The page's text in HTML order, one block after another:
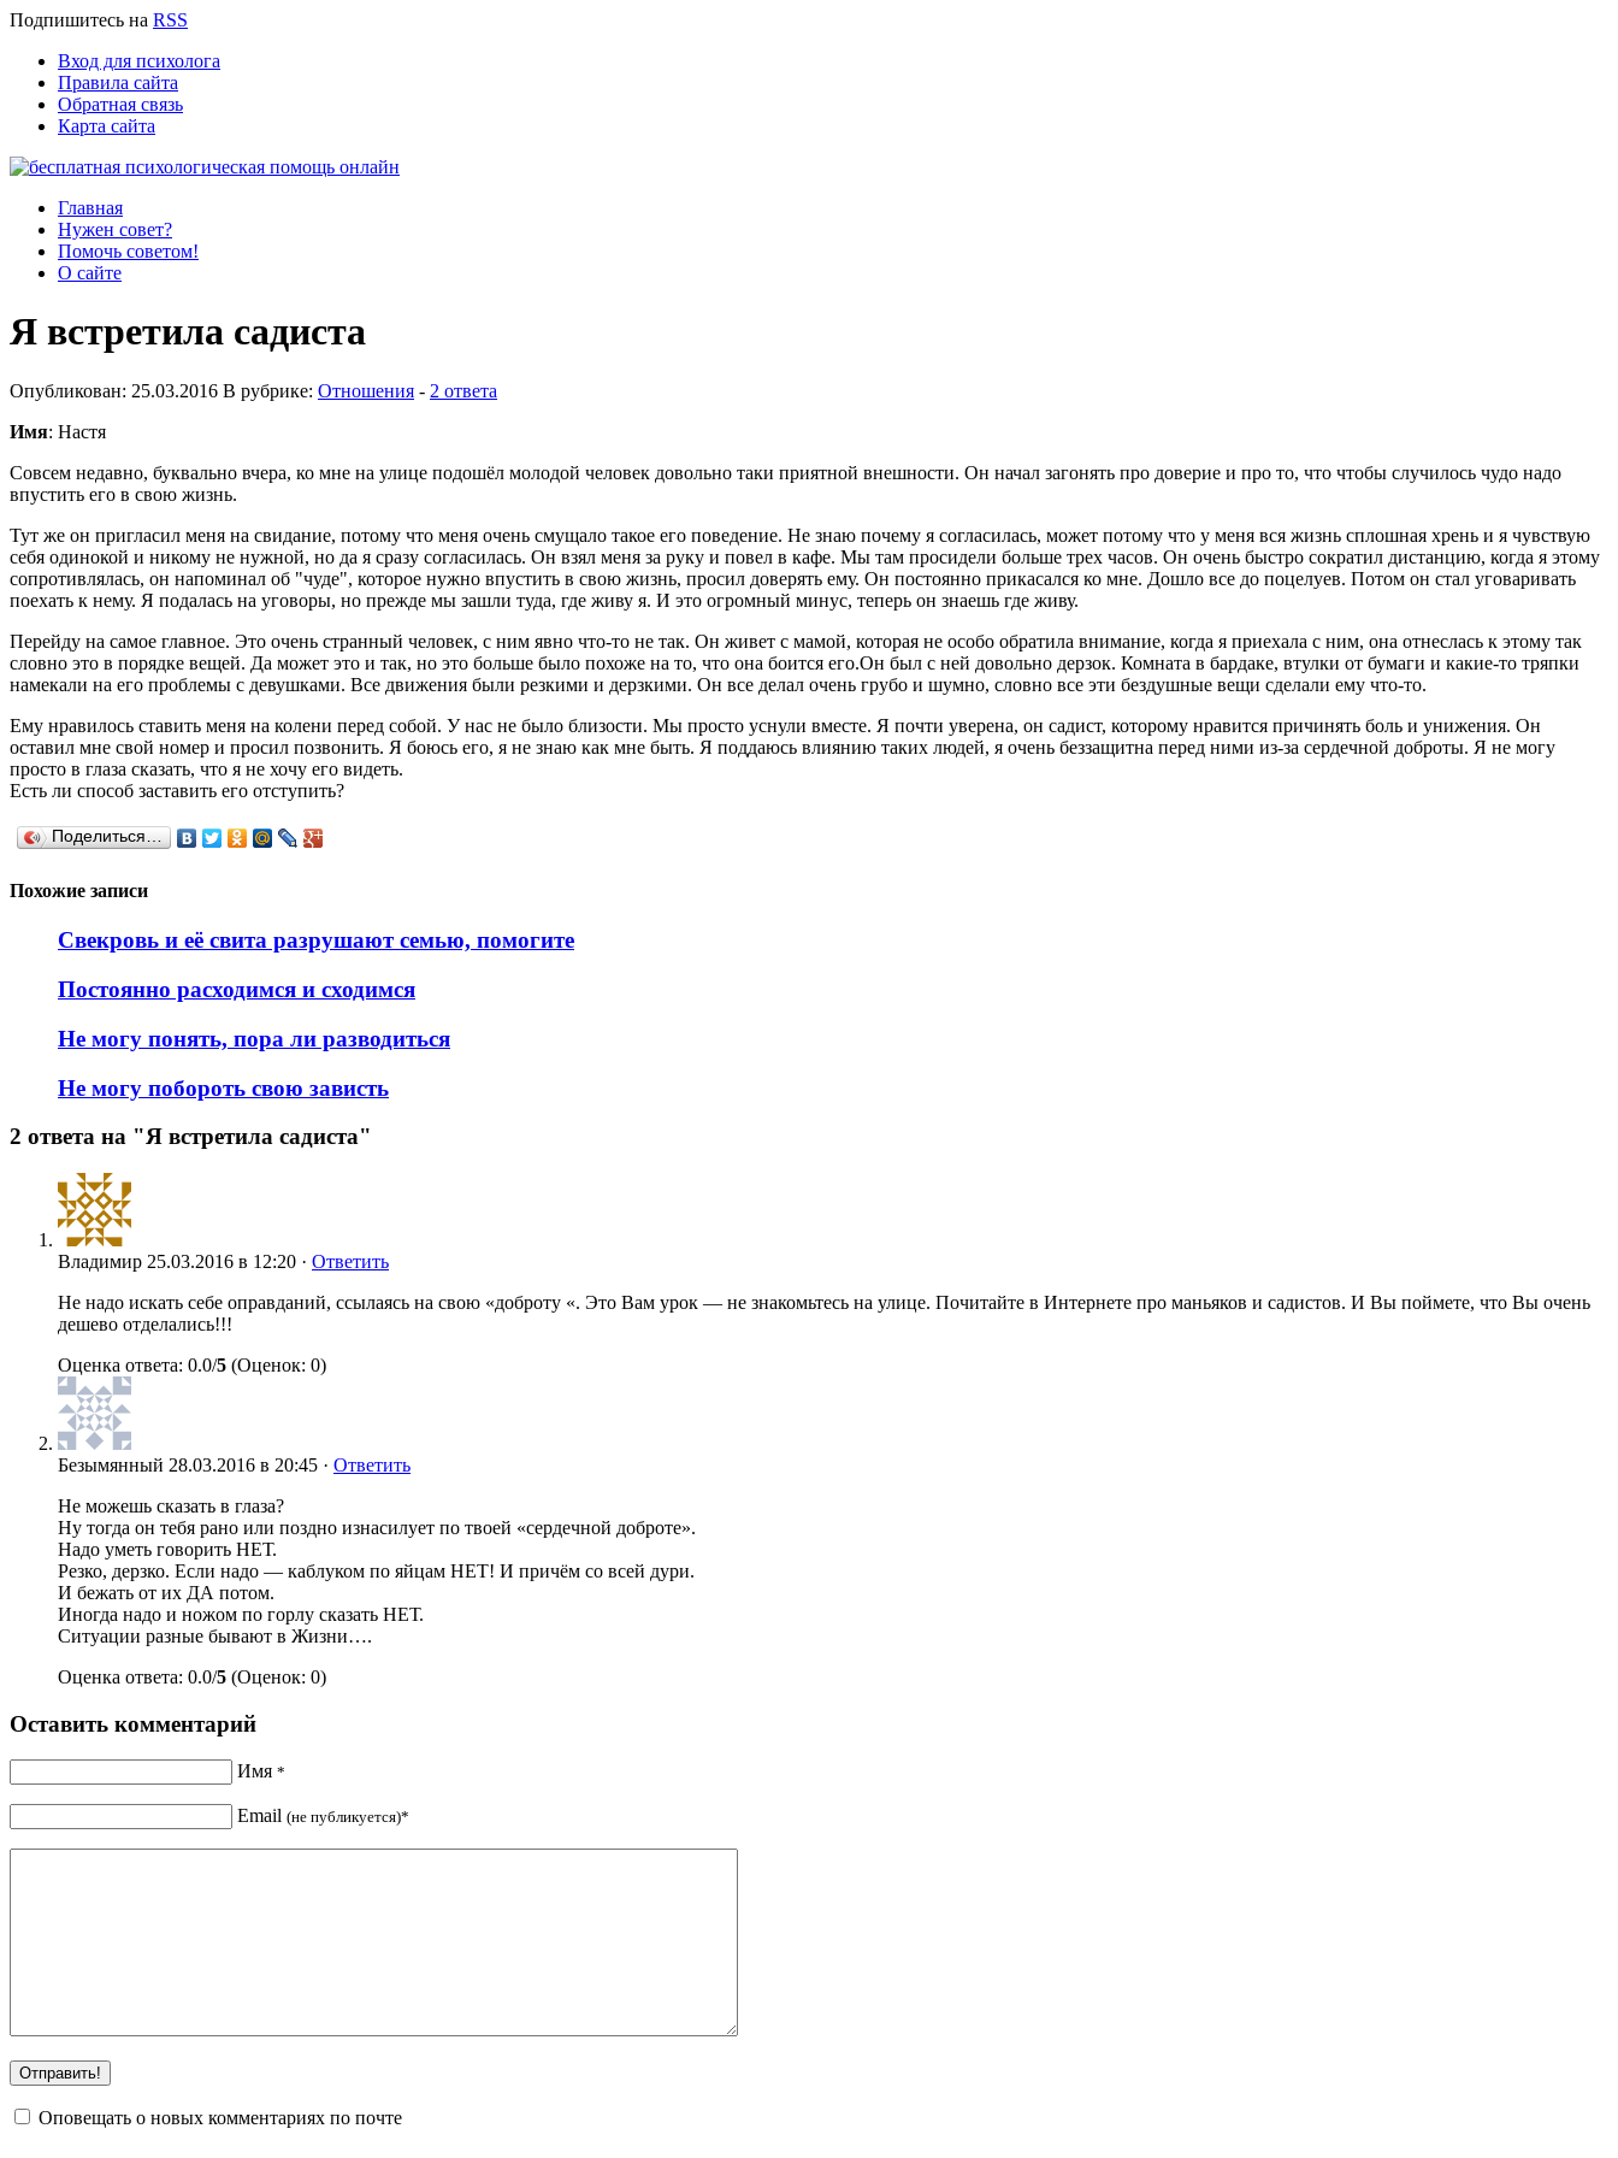
Подпишитесь на RSS
Вход для психолога
Правила сайта
Обратная связь
Карта сайта
Главная
Нужен совет?
Помочь советом!
О сайте
Я встретила садиста
Опубликован: 25.03.2016 В рубрике: Отношения - 2 ответа
Имя: Настя
Совсем недавно, буквально вчера, ко мне на улице подошёл молодой человек довольно таки приятной внешности. Он начал загонять про доверие и про то, что чтобы случилось чудо надо
впустить его в свою жизнь.
Тут же он пригласил меня на свидание, потому что меня очень смущало такое его поведение. Не знаю почему я согласилась, может потому что у меня вся жизнь сплошная хрень и я чувствую
себя одинокой и никому не нужной, но да я сразу согласилась. Он взял меня за руку и повел в кафе. Мы там просидели больше трех часов. Он очень быстро сократил дистанцию, когда я этому
сопротивлялась, он напоминал об "чуде", которое нужно впустить в свою жизнь, просил доверять ему. Он постоянно прикасался ко мне. Дошло все до поцелуев. Потом он стал уговаривать
поехать к нему. Я подалась на уговоры, но прежде мы зашли туда, где живу я. И это огромный минус, теперь он знаешь где живу.
Перейду на самое главное. Это очень странный человек, с ним явно что-то не так. Он живет с мамой, которая не особо обратила внимание, когда я приехала с ним, она отнеслась к этому так
словно это в порядке вещей. Да может это и так, но это больше было похоже на то, что она боится его.Он был с ней довольно дерзок. Комната в бардаке, втулки от бумаги и какие-то тряпки
намекали на его проблемы с девушками. Все движения были резкими и дерзкими. Он все делал очень грубо и шумно, словно все эти бездушные вещи сделали ему что-то.
Ему нравилось ставить меня на колени перед собой. У нас не было близости. Мы просто уснули вместе. Я почти уверена, он садист, которому нравится причинять боль и унижения. Он
оставил мне свой номер и просил позвонить. Я боюсь его, я не знаю как мне быть. Я поддаюсь влиянию таких людей, я очень беззащитна перед ними из-за сердечной доброты. Я не могу
просто в глаза сказать, что я не хочу его видеть.
Есть ли способ заставить его отступить?
Поделиться…
Похожие записи
Свекровь и её свита разрушают семью, помогите
Постоянно расходимся и сходимся
Не могу понять, пора ли разводиться
Не могу побороть свою зависть
2 ответа на "Я встретила садиста"
Владимир 25.03.2016 в 12:20 · Ответить
Не надо искать себе оправданий, ссылаясь на свою «доброту «. Это Вам урок — не знакомьтесь на улице. Почитайте в Интернете про маньяков и садистов. И Вы поймете, что Вы очень
дешево отделались!!!
Оценка ответа: 0.0/5 (Оценок: 0)
Безымянный 28.03.2016 в 20:45 · Ответить
Не можешь сказать в глаза?
Ну тогда он тебя рано или поздно изнасилует по твоей «сердечной доброте».
Надо уметь говорить НЕТ.
Резко, дерзко. Если надо — каблуком по яйцам НЕТ! И причём со всей дури.
И бежать от их ДА потом.
Иногда надо и ножом по горлу сказать НЕТ.
Ситуации разные бывают в Жизни….
Оценка ответа: 0.0/5 (Оценок: 0)
Оставить комментарий
Имя *
Email (не публикуется)*
Оповещать о новых комментариях по почте